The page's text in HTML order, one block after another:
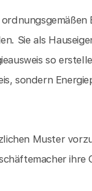
Sie als
so
sondern
Muster
ihre